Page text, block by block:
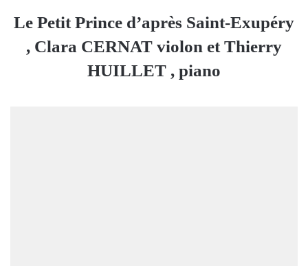
Le Petit Prince d’après Saint-Exupéry
, Clara CERNAT violon et Thierry
HUILLET , piano